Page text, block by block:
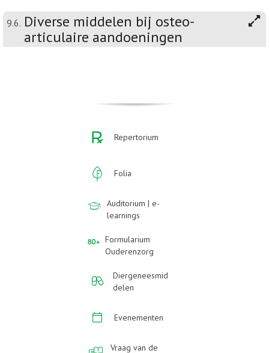
9.6. Diverse middelen bij osteo-
articulaire aandoeningen
Repertorium
Folia
Auditorium | e-
learnings
Formularium
Ouderenzorg
Diergeneesmid
delen
Evenementen
Vraag van de